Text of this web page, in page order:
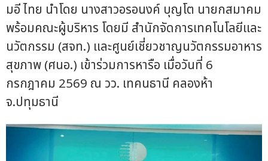
มอี ไทย นำโดย นางสาวอรอนงค์ บุญโต นายกสมาคม
พร้อมคณะผู้บริหาร โดยมี สำนักจัดการเทคโนโลยีและ
นวัตกรรม (สจท.) และศูนย์เชี่ยวชาญนวัตกรรมอาหาร
สุขภาพ (ศนอ.) เข้าร่วมการหารือ เมื่อวันที่ 6
กรกฎาคม 2569 ณ วว. เทคนธานี คลองห้า
จ.ปทุมธานี